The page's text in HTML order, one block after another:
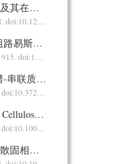
柔性电化学传感器的制备及其在重金属离子现场便携检测中的应用
doi:10.12461/PKU.DXHX202509102
转化中的作用
doi:10.1016/S1872-2067(20)63627-0
固相萃取-超高效液相色谱-串联质谱法测定水体中4种解热镇痛类药物
doi:10.3724/SP.J.1123.2020.07002
Polyphosphoester-modified Cellulose Nanocrystals for Stabilizing Pickering Emulsion Polymerization of Styrene
doi:10.1007/s10118-020-2404-z
基于金属有机骨架材料分散固相萃取-高效液相色谱法检测环境水体中两种磺胺类药物